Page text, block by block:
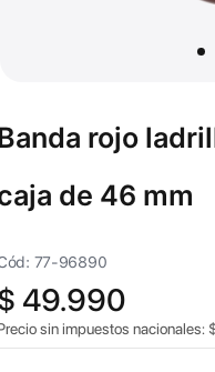
rojo
de 46 mm
77-96890
49.990
sin impuestos nacionales: